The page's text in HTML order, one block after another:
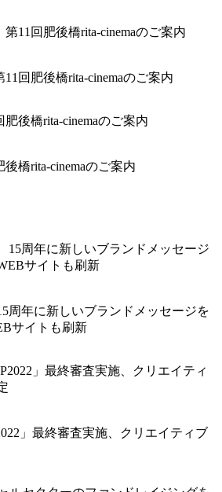
11回肥後橋rita-cinemaのご案内
後橋rita-cinemaのご案内
周年に新しいブランドメッセージを
サイトも刷新
」最終審査実施、クリエイティブ